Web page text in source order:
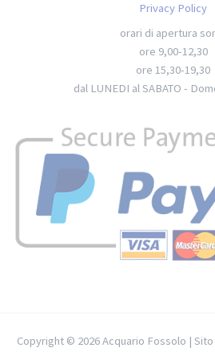
Privacy Policy
orari di apertura
ore 9,00-12,30
ore 15,30-19,30
dal LUNEDI al SABATO -
Copyright © 2026 Acquario Fossolo |